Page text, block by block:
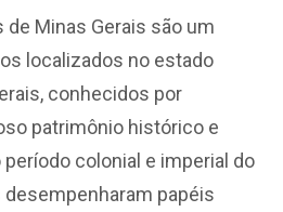
Minas Gerais são um
localizados no estado
conhecidos por
patrimônio histórico e
colonial e imperial do
papéis